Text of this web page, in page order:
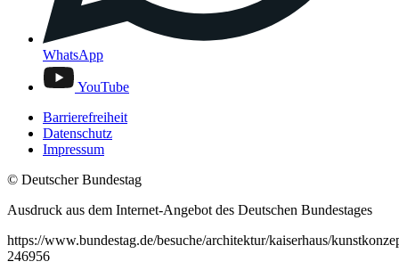
WhatsApp
YouTube
Barrierefreiheit
Datenschutz
Impressum
© Deutscher Bundestag
Ausdruck aus dem Internet-Angebot des Deutschen Bundestages
https://www.bundestag.de/besuche/architektur/kaiserhaus/
246956